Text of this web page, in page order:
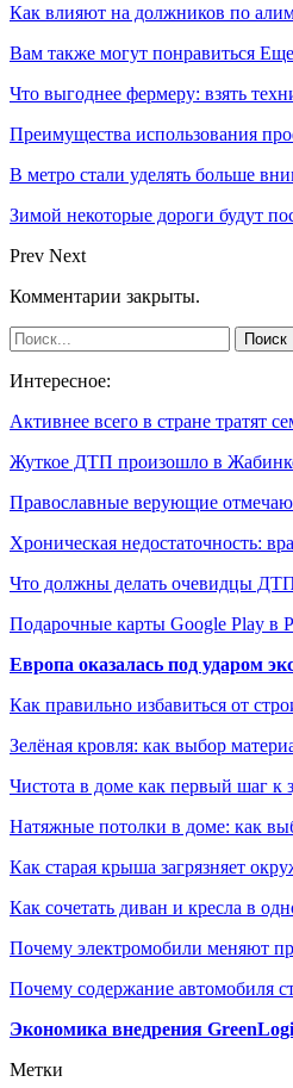
Как влияют на должников по
Вам также могут понравиться Еще
Что выгоднее фермеру: взять
Преимущества использования
В метро стали уделять больше
Зимой некоторые дороги будут
Prev Next
Комментарии закрыты.
Интересное:
Активнее всего в стране тратят
Жуткое ДТП произошло в
Православные верующие
Хроническая недостаточность:
Что должны делать очевидцы
Подарочные карты Google Play в
Европа оказалась под ударом
Как правильно избавиться от
Зелёная кровля: как выбор
Чистота в доме как первый шаг к
Натяжные потолки в доме: как
Как старая крыша загрязняет
Как сочетать диван и кресла в
Почему электромобили меняют
Почему содержание автомобиля
Экономика внедрения
Метки